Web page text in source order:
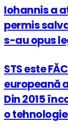
Iohannis a
permis
s-au opus
STS este
europeană
Din 2015
o